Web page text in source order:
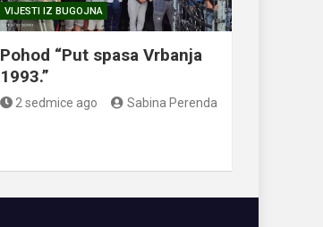
VIJESTI IZ BUGOJNA
Pohod “Put spasa Vrbanja
1993.”
2 sedmice ago Sabina Perenda